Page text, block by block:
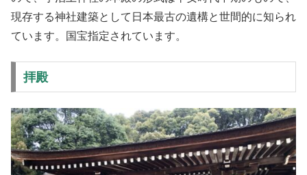
現存する神社建築として日本最古の遺構と世間的に知られ
ています。国宝指定されています。
拝殿